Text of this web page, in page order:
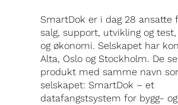
SmartDok er i dag 28 ansatte
salg, support, utvikling og
og økonomi. Selskapet har
Alta, Oslo og Stockholm. De
produkt med samme navn
selskapet: SmartDok – et
datafangstsystem for bygg- og